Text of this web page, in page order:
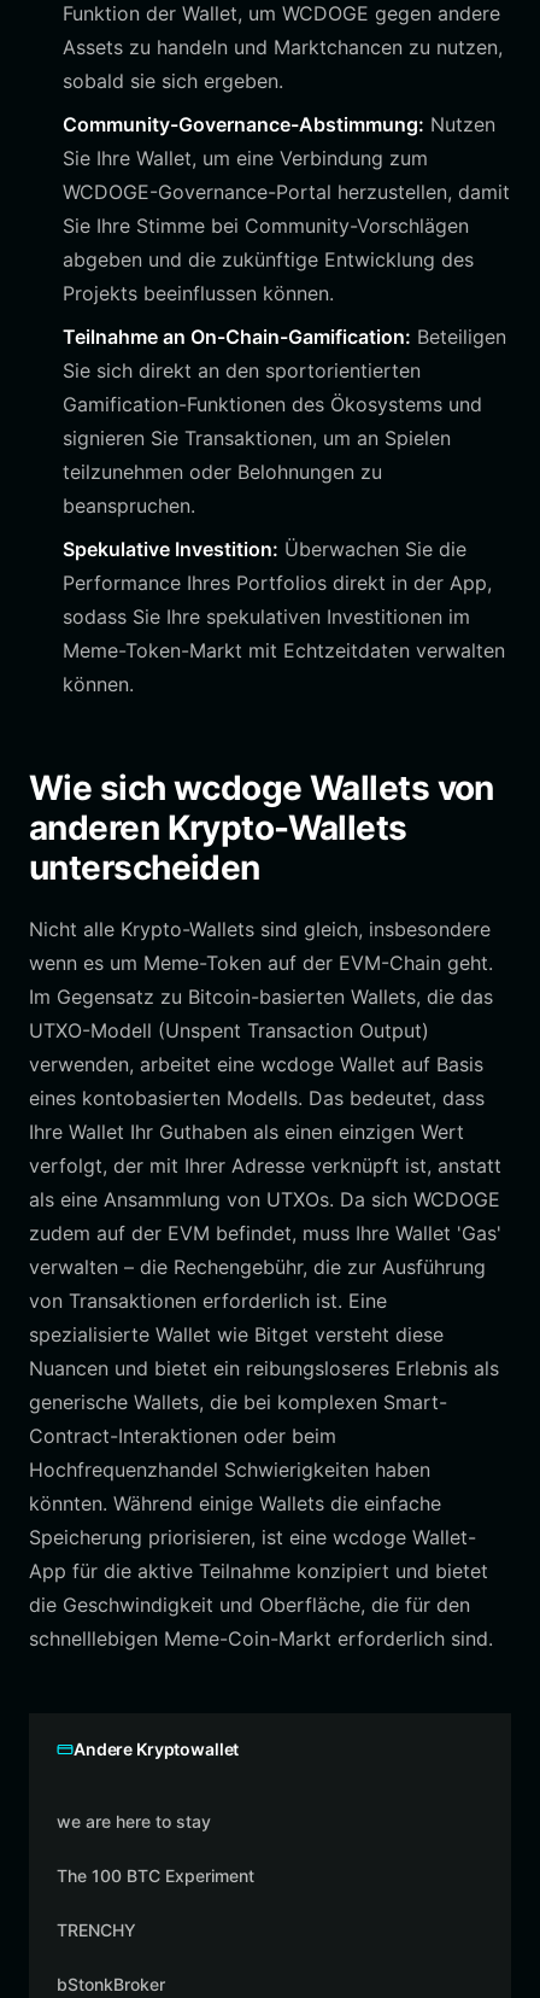
Funktion der Wallet, um WCDOGE gegen andere
Assets zu handeln und Marktchancen zu nutzen,
sobald sie sich ergeben.
Community-Governance-Abstimmung: Nutzen
Sie Ihre Wallet, um eine Verbindung zum
WCDOGE-Governance-Portal herzustellen, damit
Sie Ihre Stimme bei Community-Vorschlägen
abgeben und die zukünftige Entwicklung des
Projekts beeinflussen können.
Teilnahme an On-Chain-Gamification: Beteiligen
Sie sich direkt an den sportorientierten
Gamification-Funktionen des Ökosystems und
signieren Sie Transaktionen, um an Spielen
teilzunehmen oder Belohnungen zu
beanspruchen.
Spekulative Investition: Überwachen Sie die
Performance Ihres Portfolios direkt in der App,
sodass Sie Ihre spekulativen Investitionen im
Meme-Token-Markt mit Echtzeitdaten verwalten
können.
Wie sich wcdoge Wallets von
anderen Krypto-Wallets
unterscheiden
Nicht alle Krypto-Wallets sind gleich, insbesondere
wenn es um Meme-Token auf der EVM-Chain geht.
Im Gegensatz zu Bitcoin-basierten Wallets, die das
UTXO-Modell (Unspent Transaction Output)
verwenden, arbeitet eine wcdoge Wallet auf Basis
eines kontobasierten Modells. Das bedeutet, dass
Ihre Wallet Ihr Guthaben als einen einzigen Wert
verfolgt, der mit Ihrer Adresse verknüpft ist, anstatt
als eine Ansammlung von UTXOs. Da sich WCDOGE
zudem auf der EVM befindet, muss Ihre Wallet 'Gas'
verwalten – die Rechengebühr, die zur Ausführung
von Transaktionen erforderlich ist. Eine
spezialisierte Wallet wie Bitget versteht diese
Nuancen und bietet ein reibungsloseres Erlebnis als
generische Wallets, die bei komplexen Smart-
Contract-Interaktionen oder beim
Hochfrequenzhandel Schwierigkeiten haben
könnten. Während einige Wallets die einfache
Speicherung priorisieren, ist eine wcdoge Wallet-
App für die aktive Teilnahme konzipiert und bietet
die Geschwindigkeit und Oberfläche, die für den
schnelllebigen Meme-Coin-Markt erforderlich sind.
Andere Kryptowallet
we are here to stay
The 100 BTC Experiment
TRENCHY
bStonkBroker